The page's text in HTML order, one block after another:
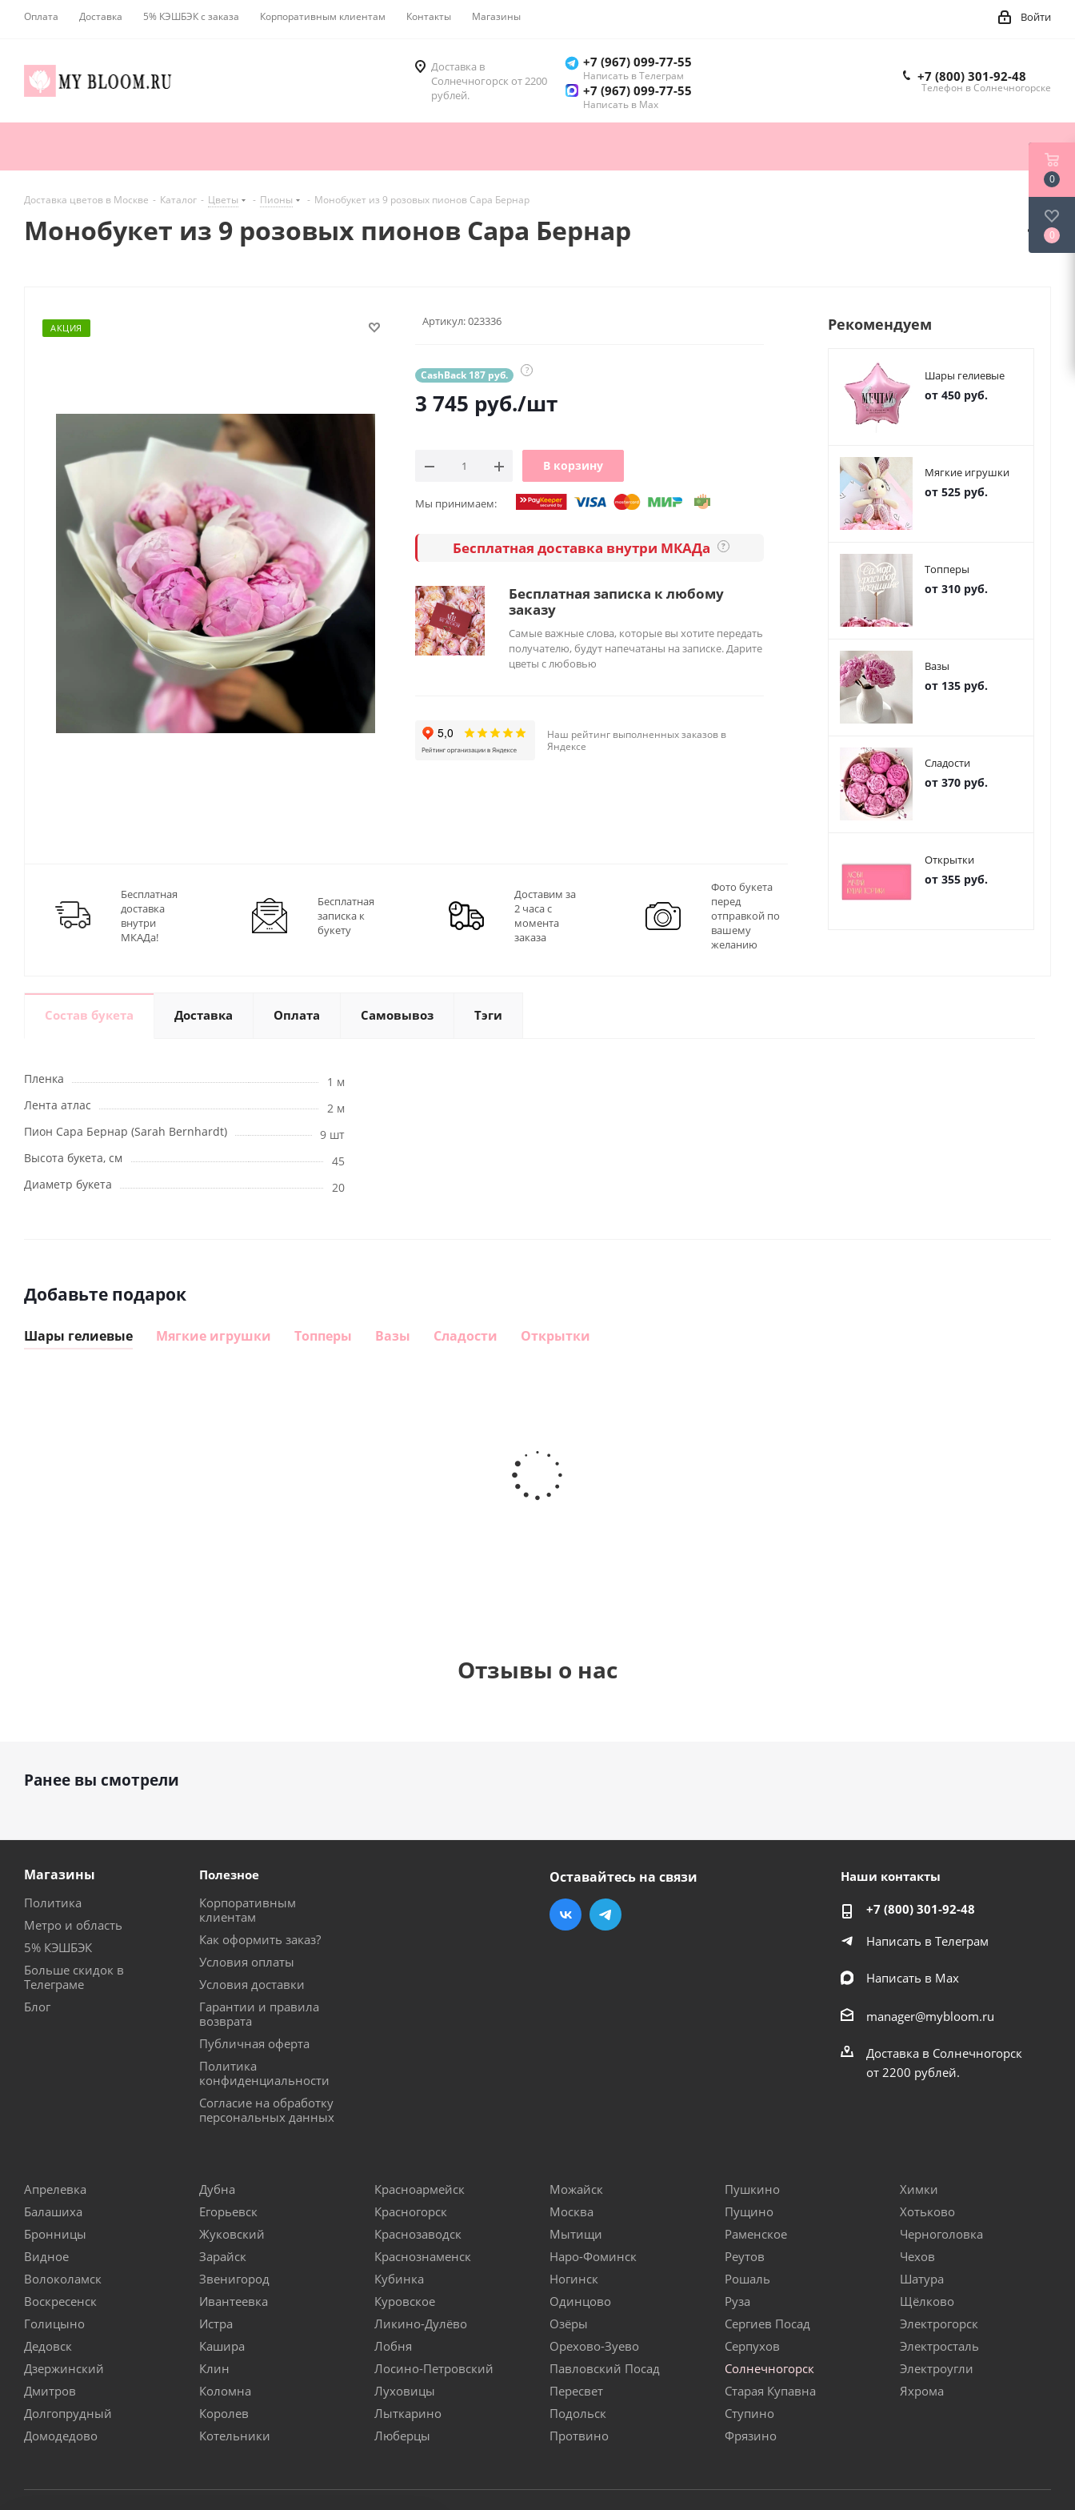
Оплата Доставка 5% КЭШБЭК с заказа Корпоративным клиентам Контакты Магазины Войти
Доставка в
Солнечногорск от 2200
рублей.
+7 (967) 099-77-55
Написать в Телеграм
+7 (967) 099-77-55
Написать в Мах
+7 (800) 301-92-48
Телефон в Солнечногорске
Доставка цветов в Москве - Каталог - Цветы - Пионы - Монобукет из 9 розовых пионов Сара Бернар
Монобукет из 9 розовых пионов Сара Бернар
АКЦИЯ Артикул:023336
CashBack 187 руб. ?
3 745 руб./шт
В корзину
Мы принимаем:
Бесплатная доставка внутри МКАДа ?
Бесплатная записка к любому
заказу
Самые важные слова, которые вы хотите передать
получателю, будут напечатаны на записке. Дарите
цветы с любовью
Наш рейтинг выполненных заказов в
Яндексе
Бесплатная
доставка
внутри
МКАДа!
Бесплатная
записка к
букету
Доставим за
2 часа с
момента
заказа
Фото букета
перед
отправкой по
вашему
желанию
Рекомендуем
Шары гелиевые
от 450 руб.
Мягкие игрушки
от 525 руб.
Топперы
от 310 руб.
Вазы
от 135 руб.
Сладости
от 370 руб.
Открытки
от 355 руб.
Состав букета Доставка Оплата Самовывоз Тэги
Пленка
1 м
Лента атлас
2 м
Пион Сара Бернар (Sarah Bernhardt)
9 шт
Высота букета, см
45
Диаметр букета
20
Добавьте подарок
Шары гелиевые Мягкие игрушки Топперы Вазы Сладости Открытки
гелиевый
цифра 1
(40х102
Отзывы о нас
Ранее вы смотрели
Магазины
Политика
Метро и область
5% КЭШБЭК
Больше скидок в
Телеграме
Блог
Полезное
Корпоративным
клиентам
Как оформить заказ?
Условия оплаты
Условия доставки
Гарантии и правила
возврата
Публичная оферта
Политика
конфиденциальности
Согласие на обработку
персональных данных
Оставайтесь на связи Наши контакты
+7 (800) 301-92-48
Написать в Телеграм
Написать в Мах
manager@mybloom.ru
Доставка в Солнечногорск
от 2200 рублей.
Апрелевка
Балашиха
Бронницы
Видное
Волоколамск
Воскресенск
Голицыно
Дедовск
Дзержинский
Дмитров
Долгопрудный
Домодедово
Дубна
Егорьевск
Жуковский
Зарайск
Звенигород
Ивантеевка
Истра
Кашира
Клин
Коломна
Королев
Котельники
Красноармейск
Красногорск
Краснозаводск
Краснознаменск
Кубинка
Куровское
Ликино-Дулёво
Лобня
Лосино-Петровский
Луховицы
Лыткарино
Люберцы
Можайск
Москва
Мытищи
Наро-Фоминск
Ногинск
Одинцово
Озёры
Орехово-Зуево
Павловский Посад
Пересвет
Подольск
Протвино
Пушкино
Пущино
Раменское
Реутов
Рошаль
Руза
Сергиев Посад
Серпухов
Солнечногорск
Старая Купавна
Ступино
Фрязино
Химки
Хотьково
Черноголовка
Чехов
Шатура
Щёлково
Электрогорск
Электросталь
Электроугли
Яхрома
0
0